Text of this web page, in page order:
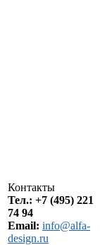
Контакты
Тел.: +7 (495) 221
74 94
Email: info@alfa-
design.ru